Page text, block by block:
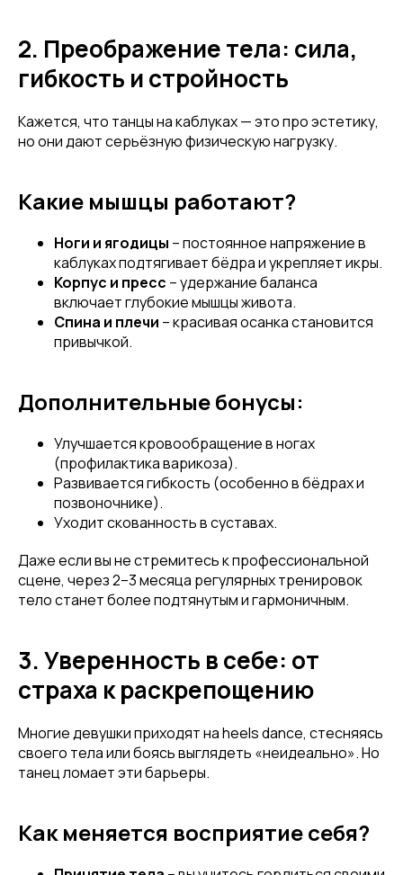
2. Преображение тела: сила,
гибкость и стройность
Кажется, что танцы на каблуках — это про эстетику,
но они дают серьёзную физическую нагрузку.
Какие мышцы работают?
Ноги и ягодицы – постоянное напряжение в
каблуках подтягивает бёдра и укрепляет икры.
Корпус и пресс – удержание баланса
включает глубокие мышцы живота.
Спина и плечи – красивая осанка становится
привычкой.
Дополнительные бонусы:
Улучшается кровообращение в ногах
(профилактика варикоза).
Развивается гибкость (особенно в бёдрах и
позвоночнике).
Уходит скованность в суставах.
Даже если вы не стремитесь к профессиональной
сцене, через 2–3 месяца регулярных тренировок
тело станет более подтянутым и гармоничным.
3. Уверенность в себе: от
страха к раскрепощению
Многие девушки приходят на heels dance, стесняясь
своего тела или боясь выглядеть «неидеально». Но
танец ломает эти барьеры.
Как меняется восприятие себя?